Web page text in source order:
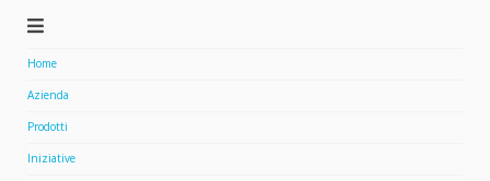
Home
Azienda
Prodotti
Iniziative